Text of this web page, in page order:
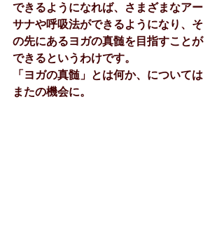
できるようになれば、さまざまなアー
サナや呼吸法ができるようになり、そ
の先にあるヨガの真髄を目指すことが
できるというわけです。
「ヨガの真髄」とは何か、については
またの機会に。